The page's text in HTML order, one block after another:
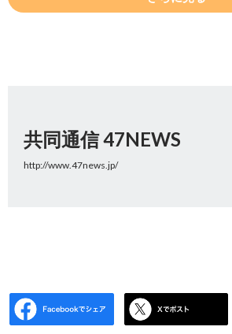
共同通信 47NEWS
http://www.47news.jp/